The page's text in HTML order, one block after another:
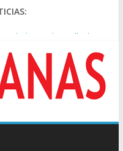
privada, Bullrich
de “ficción judicial” el
chocaron un tren y un
a Plaza de Mayo de
histórico representante